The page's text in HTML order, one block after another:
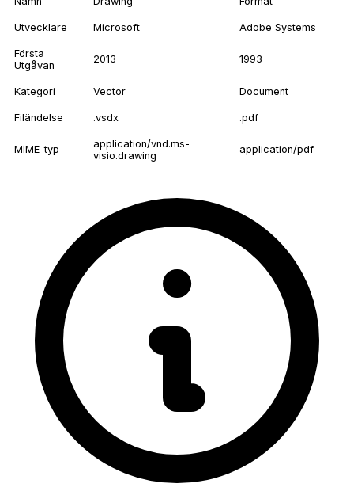
Utvecklare Microsoft Adobe Systems
Första
Utgåvan
2013 1993
Kategori Vector Document
Filändelse .vsdx .pdf
MIME-typ
application/vnd.ms-
visio.drawing
application/pdf